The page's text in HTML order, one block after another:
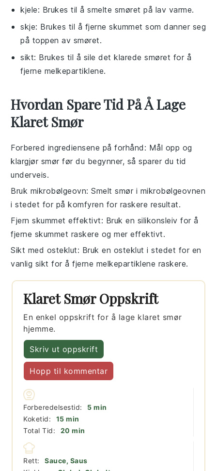
kjele: Brukes til å smelte smøret på lav varme.
skje: Brukes til å fjerne skummet som danner seg
på toppen av smøret.
sikt: Brukes til å sile det klarede smøret for å
fjerne melkepartiklene.
Hvordan Spare Tid På Å Lage
Klaret Smør
Forbered ingrediensene på forhånd : Mål opp og
klargjør smør før du begynner, så sparer du tid
underveis.
Bruk mikrobølgeovn: Smeltsmør i mikrobølgeovnen
i stedet for på komfyren for raskere resultat.
Fjern skummet effektivt: Bruk en silikonsleiv for å
fjerne skummet raskere og mer effektivt.
Sikt med osteklut: Bruk en osteklut i stedet for en
vanlig sikt for å fjerne melkepartiklene raskere.
Klaret Smør Oppskrift
En enkel oppskrift for å lage klaret smør
hjemme.
Skriv ut oppskrift
Hopp til kommentar
Forberedelsestid: 5minutter
min
Koketid:
15minutter
min
Total Tid:
20 minutter
min
Rett:
Sauce, Saus